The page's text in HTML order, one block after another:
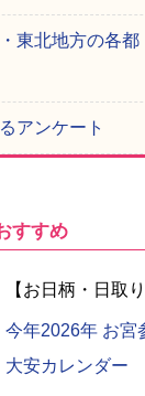
東北地方の各
アンケート
すすめ
【お日柄・日取
今年2026年 お宮
大安カレンダー